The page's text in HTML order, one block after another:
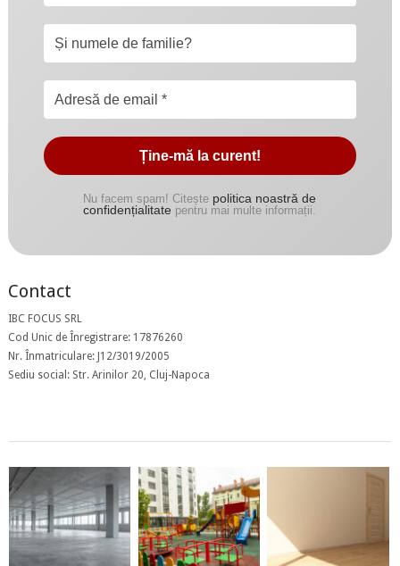
Nu facem spam! Citește politica noastră de
confidențialitate pentru mai multe informații.
Contact
IBC FOCUS SRL
Cod Unic de Înregistrare: 17876260
Nr. Înmatriculare: J12/3019/2005
Sediu social: Str. Arinilor 20, Cluj-Napoca